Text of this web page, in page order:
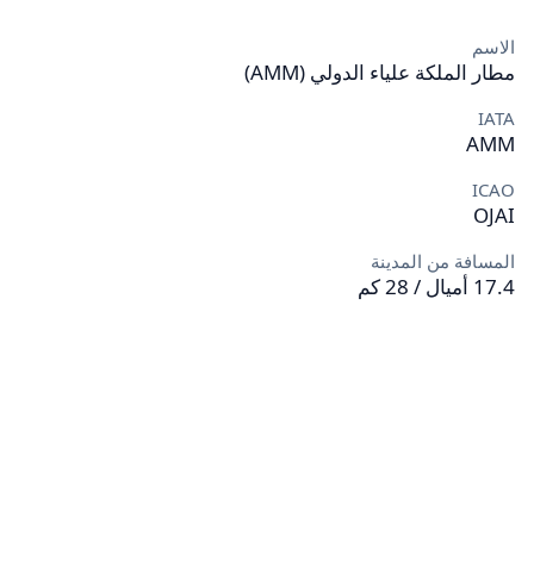
الاسم
مطار الملكة علياء الدولي (AMM)
IATA
AMM
ICAO
OJAI
المسافة من المدينة
17.4 أميال / 28 كم